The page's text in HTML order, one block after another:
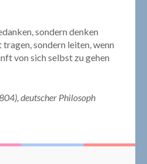
sondern denken
tragen, sondern leiten, wenn
von sich selbst zu gehen
deutscher Philosoph